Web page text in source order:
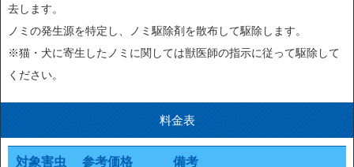
去します。
ノミの発生源を特定し、ノミ駆除剤を散布して駆除します。
※猫・犬に寄生したノミに関しては獣医師の指示に従って駆除して
ください。
料金表
対象害虫
参考価格
備考